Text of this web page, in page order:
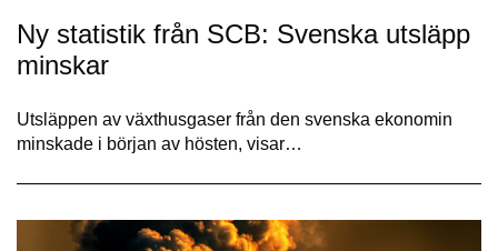
Ny statistik från SCB: Svenska utsläpp
minskar
Utsläppen av växthusgaser från den svenska ekonomin
minskade i början av hösten, visar…